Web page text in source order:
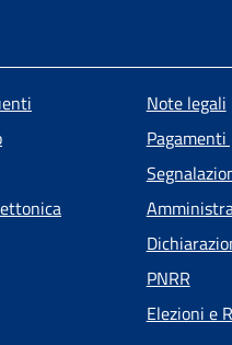
paginaNote legali
Pagamenti
PNRR
Elezioni e